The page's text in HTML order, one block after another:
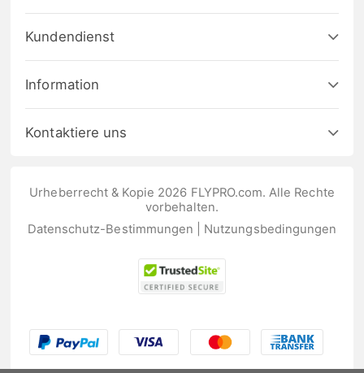
Kundendienst
Information
Kontaktiere uns
Urheberrecht & Kopie 2026 FLYPRO.com. Alle Rechte
vorbehalten.
Datenschutz-Bestimmungen
Nutzungsbedingungen